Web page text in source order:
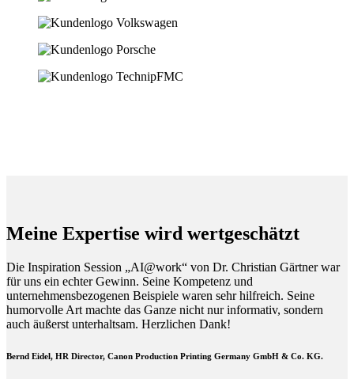
Meine Expertise wird wertgeschätzt
Die Inspiration Session „AI@work“ von Dr. Christian Gärtner war
für uns ein echter Gewinn. Seine Kompetenz und
unternehmensbezogenen Beispiele waren sehr hilfreich. Seine
humorvolle Art machte das Ganze nicht nur informativ, sondern
auch äußerst unterhaltsam. Herzlichen Dank!
Bernd Eidel, HR Director, Canon Production Printing Germany GmbH & Co. KG.